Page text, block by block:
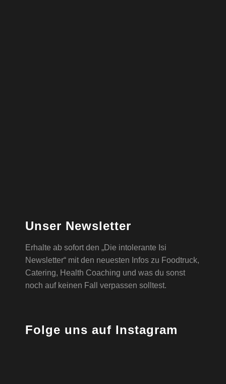
Unser Newsletter
Erhalte ab sofort den „Die intolerante Isi
Newsletter“ mit den neuesten Infos zu Foodtruck,
Catering, Health Coaching und was du sonst
noch auf keinen Fall verpassen solltest.
Folge uns auf Instagram